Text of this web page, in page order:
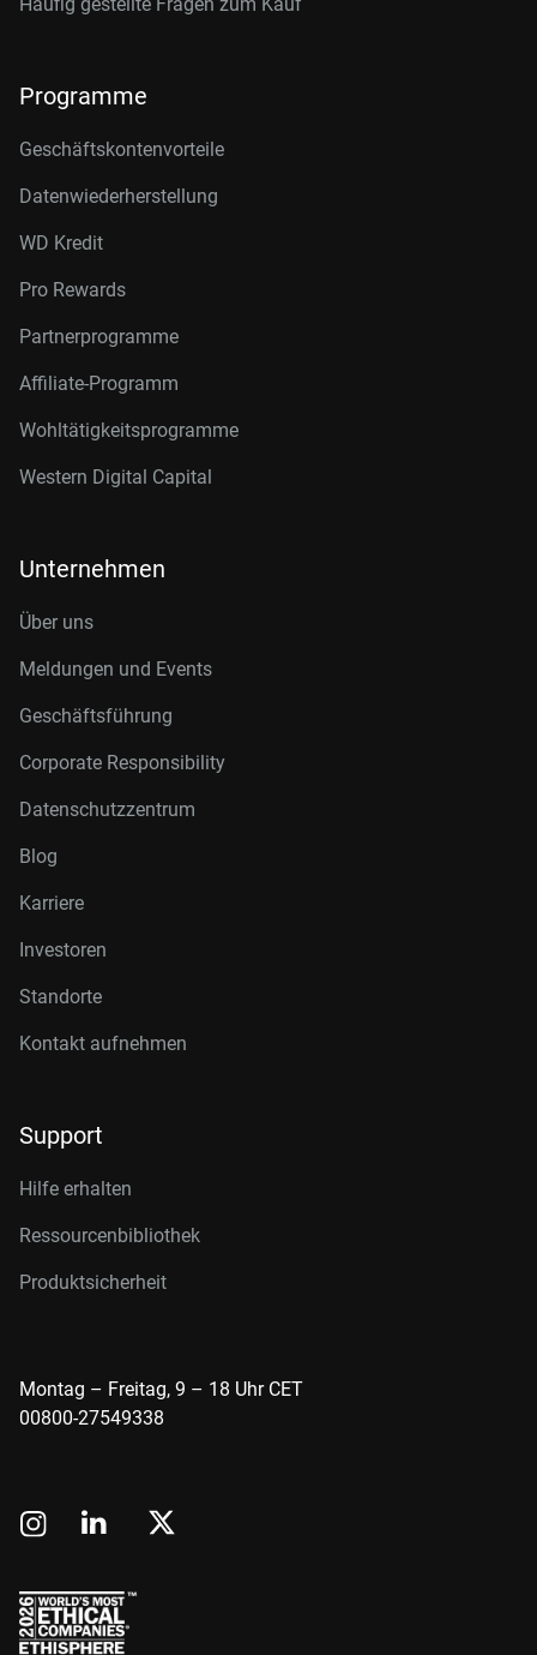
Programme
Geschäftskontenvorteile
Datenwiederherstellung
WD Kredit
Pro Rewards
Partnerprogramme
Affiliate-Programm
Wohltätigkeitsprogramme
Western Digital Capital
Unternehmen
Über uns
Meldungen und Events
Geschäftsführung
Corporate Responsibility
Datenschutzzentrum
Blog
Karriere
Investoren
Standorte
Kontakt aufnehmen
Support
Hilfe erhalten
Ressourcenbibliothek
Produktsicherheit
Montag – Freitag, 9 – 18 Uhr CET
00800-27549338